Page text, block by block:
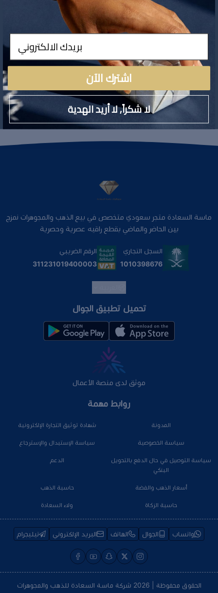
لا توجد تفاصيل لهذا المنتج
تقييمات المنتج
روابط مهمة
المدونة شهادة توثيق التجارة الإلكترونية
سياسة الخصوصية سياسة الإستبدال والإسترجاع
سياسة التوصيل في حال الدفع بالتحويل
البنكي
الدعم
أسعار الذهب والفضة حاسبة الذهب
حاسبة الزكاة ولاء السعادة
ماسة السعادة متجر سعودي متخصص في بيع الذهب والمجوهرات نمزج
بين الحاضر والماضي بقطع راقيه عصرية وحصرية
السجل التجاري
1010398676
الرقم الضريبي
311231019400003
تحميل تطبيق الجوال
موثق لدى منصة الأعمال
واتساب الجوال الهاتف البريد الإلكتروني تيليجرام
الحقوق محفوظة | 2026 شركة ماسة السعادة للذهب والمجوهرات
ادخال
اشترك الآن
لا شكراً, لا أريد الهدية